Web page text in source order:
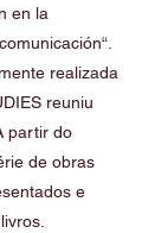
en la
realizada
reuniu
partir do
de obras
e